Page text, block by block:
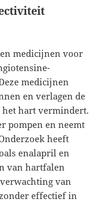
medicijnen voor
medicijnen
en verlagen de
hart vermindert.
pompen en neemt
heeft
enalapril en
van hartfalen
van
effectief in